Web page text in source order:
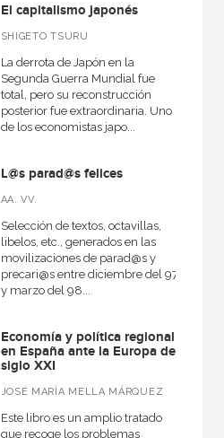
El capitalismo japonés
SHIGETO TSURU
La derrota de Japón en la
Segunda Guerra Mundial fue
total, pero su reconstrucción
posterior fue extraordinaria. Uno
de los economistas japo...
L@s parad@s felices
AA. VV.
Selección de textos, octavillas,
libelos, etc., generados en las
movilizaciones de parad@s y
precari@s entre diciembre del 97
y marzo del 98...
Economía y política regional
en España ante la Europa del
siglo XXI
JOSÉ MARÍA MELLA MÁRQUEZ
Este libro es un amplio tratado
que recoge los problemas